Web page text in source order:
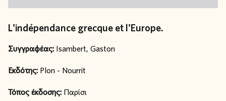
L'indépendance grecque et l'Europe.
Συγγραφέας: Isambert, Gaston
Εκδότης: Plon - Νourrit
Τόπος έκδοσης: Παρίσι